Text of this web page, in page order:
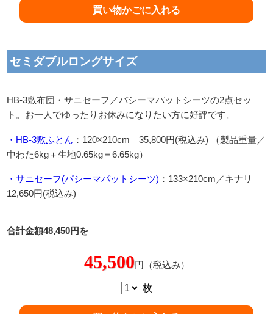
セミダブルロングサイズ
HB-3敷布団・サニセーフ／パシーマパットシーツの2点セッ
ト。お一人でゆったりお休みになりたい方に好評です。
・HB-3敷ふとん ：120×210cm 35,800円(税込み) （製品重量／
中わた6kg＋生地0.65kg＝6.65kg）
・サニセーフ(パシーマパットシーツ) ：133×210cm／キナリ
12,650円(税込み)
合計金額48,450円を
45,500円（税込み）
枚